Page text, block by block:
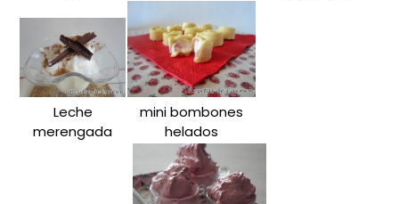
Leche
merengada
mini bombones
helados